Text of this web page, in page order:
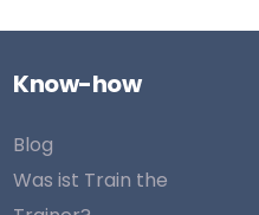
Know-how
Blog
Was ist Train the